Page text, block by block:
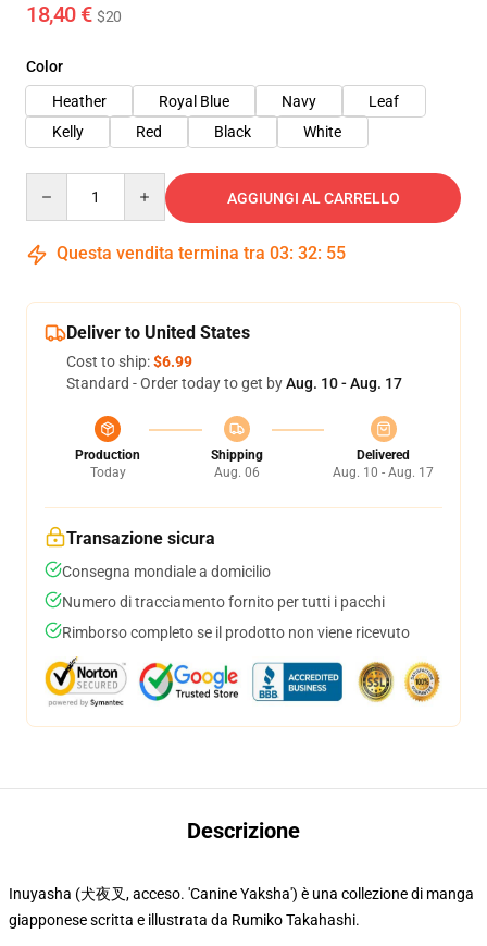
18,40 € $20
Color
Heather
Royal Blue Navy
Leaf
Kelly
Red Black White
AGGIUNGI AL CARRELLO
Questa vendita termina tra 03: 32: 55
Deliver to United States
Cost to ship:$6.99
Standard - Order today to get byAug. 10 - Aug. 17
Production
Today
Shipping
Aug. 06
Delivered
Aug. 10 - Aug. 17
Transazione sicura
Consegna mondiale a domicilio
Numero di tracciamento fornito per tutti i pacchi
Rimborso completo se il prodotto non viene ricevuto
Descrizione
Inuyasha (犬夜叉, acceso. 'Canine Yaksha') è una collezione di manga
giapponese scritta e illustrata da Rumiko Takahashi.